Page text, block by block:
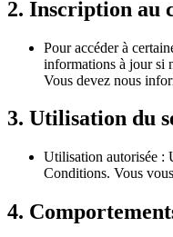
2. Inscription au
Pour accéder à
informations à jour si
Vous devez nous
3. Utilisation du
Utilisation autorisée :
Conditions. Vous
4.